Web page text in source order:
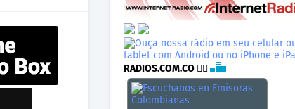
RADIOS.COM.CO 👉🏾